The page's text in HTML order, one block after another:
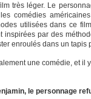
très léger. Le
comédies
utilisées dans ce
inspirées par des
enroulés dans un tapis
une comédie, et
le personnage